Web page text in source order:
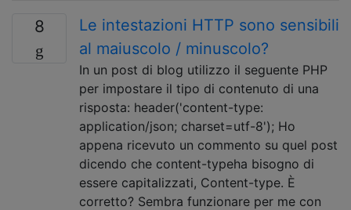
8
Le intestazioni HTTP sono sensibili
al maiuscolo / minuscolo?
In un post di blog utilizzo il seguente PHP
per impostare il tipo di contenuto di una
risposta: header('content-type:
application/json; charset=utf-8'); Ho
appena ricevuto un commento su quel post
dicendo che content-typeha bisogno di
essere capitalizzati, Content-type. È
corretto? Sembra funzionare per me con